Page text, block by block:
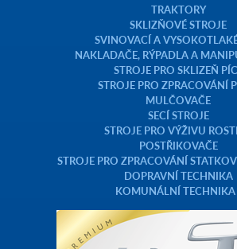
TRAKTORY
SKLIZŇOVÉ STROJE
SVINOVACÍ A
NAKLADAČE, RÝPADLA A
STROJE PRO SKLIZEŇ
STROJE PRO ZPRACOVÁNÍ
MULČOVAČE
SECÍ STROJE
STROJE PRO VÝŽIVU
POSTŘIKOVAČE
STROJE PRO ZPRACOVÁNÍ
DOPRAVNÍ TECHNIKA
KOMUNÁLNÍ TECHNIKA